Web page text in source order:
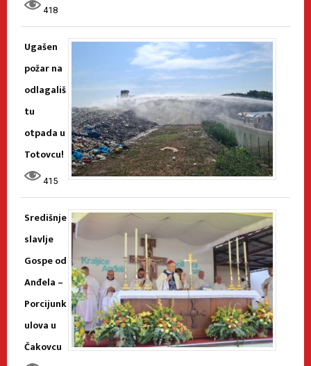
418
Ugašen
požar na
odlagališ
tu
otpada u
Totovcu!
415
Središnje
slavlje
Gospe od
Anđela –
Porcijunk
ulova u
Čakovcu